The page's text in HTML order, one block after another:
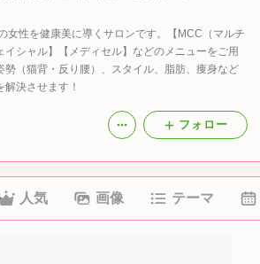
女性を健康美に導くサロンです。【MCC（マルチ
イシャル】【メディセル】などのメニューをご用
勢（猫背・反り腰）、スタイル、脂肪、痩身など
決させます！
フォロー
人気 画像 テーマ